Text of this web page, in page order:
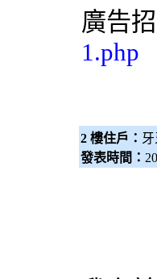
廣告
1.php
2 樓住戶：
發表時間：